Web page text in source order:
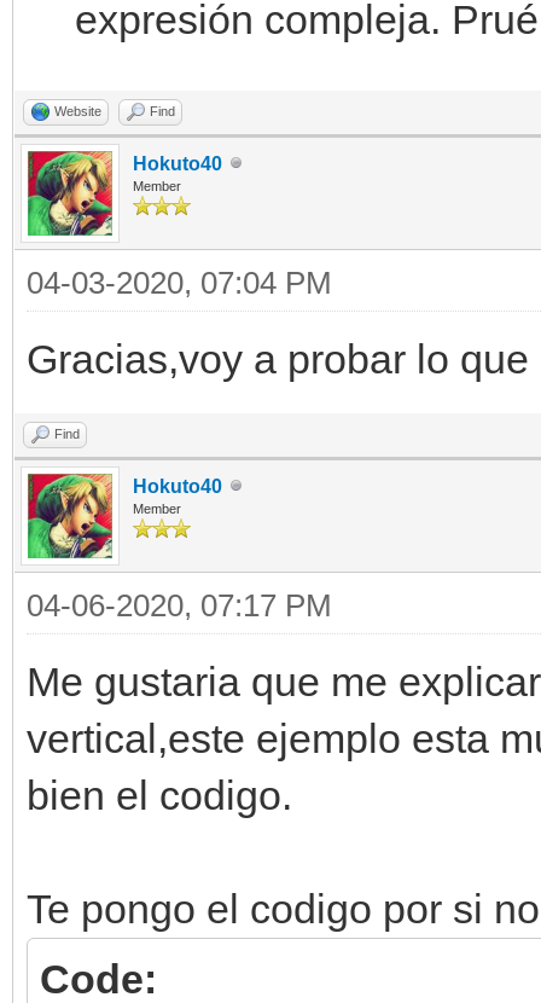
expresión compleja.
Website Find
Hokuto40
Member
04-03-2020, 07:04 PM
Gracias,voy a probar lo
Find
Hokuto40
Member
04-06-2020, 07:17 PM
Me gustaria que me
vertical,este ejemplo esta
bien el codigo.
Te pongo el codigo por si
Code: